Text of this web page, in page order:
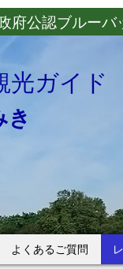
公認ブルーバ
光ガイド
き
よくあるご質問